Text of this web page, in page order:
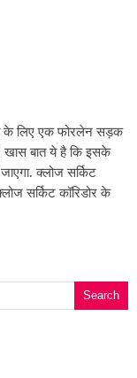
के लिए एक फोरलेन सड़क
खास बात ये है कि इसके
क्लोज सर्किट
सर्किट कॉरिडोर के